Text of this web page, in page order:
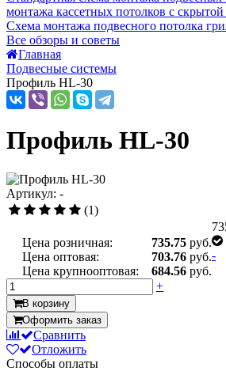
монтажа кассетных потолков с
Схема монтажа подвесного потолка
Все обзоры и советы
Главная
Подвесные системы
Профиль HL-30
Профиль HL-30
Артикул: -
(1)
Цена розничная: 735.75 руб.
Цена оптовая:
703.76 руб.
Цена крупнооптовая:
684.56 руб.
-
+
В корзину
Оформить заказ
Сравнить
Отложить
Способы оплаты